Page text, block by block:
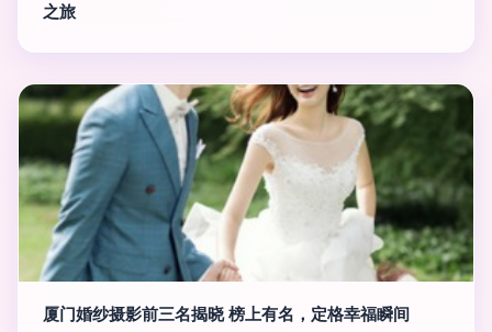
之旅
厦门婚纱摄影前三名揭晓 榜上有名，定格幸福瞬间